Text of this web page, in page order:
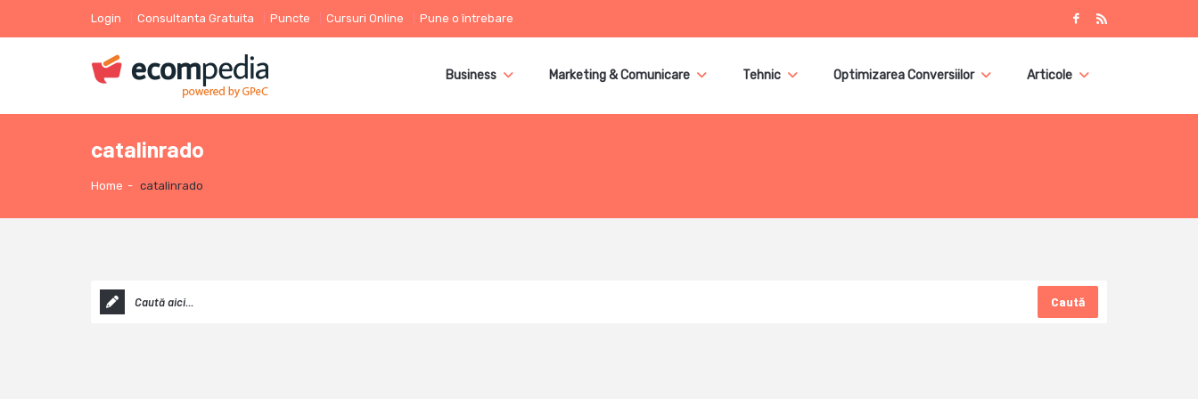
Login Consultanta Gratuita Puncte Cursuri Online Pune o întrebare
Business Marketing & Comunicare Tehnic Optimizarea Conversiilor Articole
catalinrado
Home - catalinrado
Caută